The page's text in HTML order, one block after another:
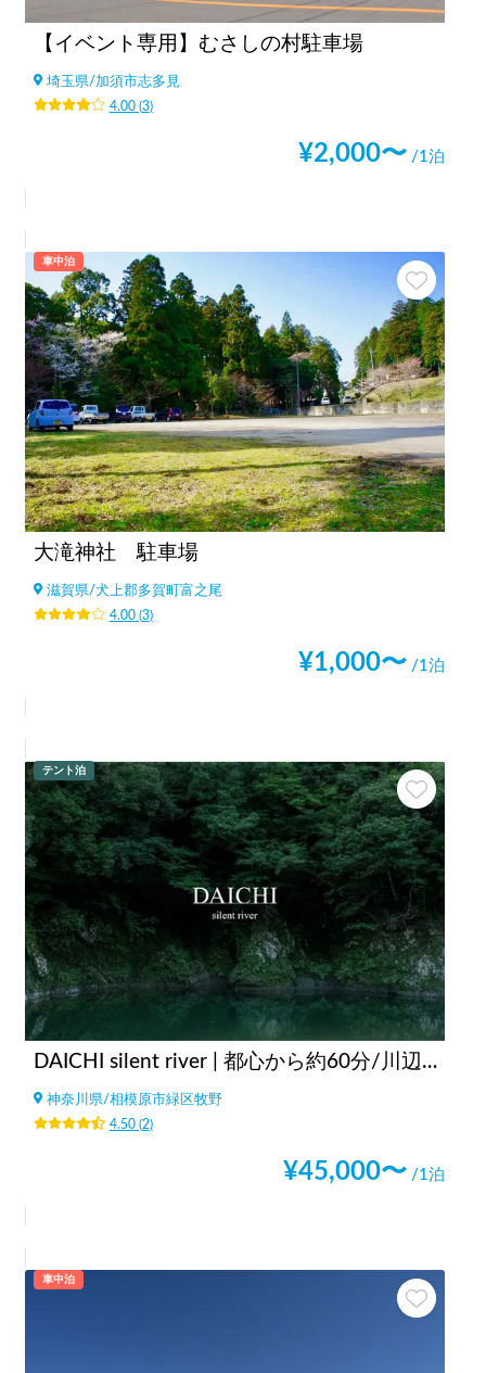
【イベント専用】むさしの村駐車場
埼玉県/加須市志多見
4.00(3)
¥2,000〜 /1泊
車中泊
大滝神社 駐車場
滋賀県/犬上郡多賀町富之尾
4.00(3)
¥1,000〜 /1泊
テント泊
DAICHI silent river | 都心から約60分/川辺でテントサウナ大歓迎/プライベートサウナ有/綺麗な星空/直火可/貸切り相談可
神奈川県/相模原市緑区牧野
4.50(2)
¥45,000〜 /1泊
車中泊